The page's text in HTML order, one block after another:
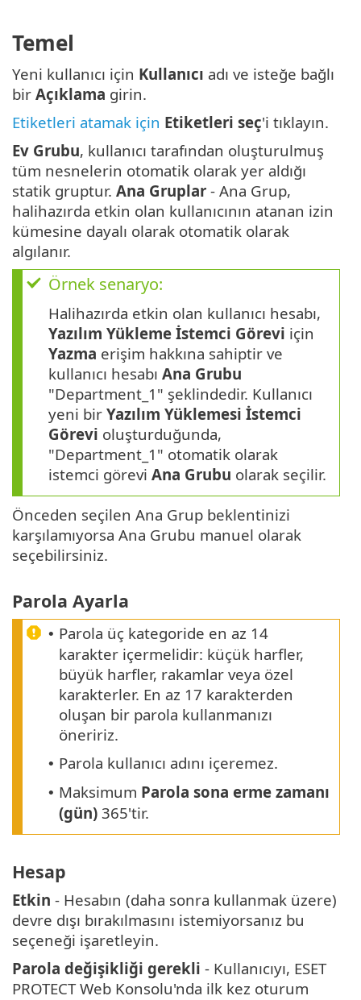
Temel
Yeni kullanıcı için Kullanıcı adı ve isteğe bağlı
bir Açıklama girin.
Etiketleri atamak için Etiketleri seç'i tıklayın.
Ev Grubu, kullanıcı tarafından oluşturulmuş
tüm nesnelerin otomatik olarak yer aldığı
statik gruptur. Ana Gruplar - Ana Grup,
halihazırda etkin olan kullanıcının atanan izin
kümesine dayalı olarak otomatik olarak
algılanır.
Örnek senaryo:
Halihazırda etkin olan kullanıcı hesabı,
Yazılım Yükleme İstemci Görevi için
Yazma erişim hakkına sahiptir ve
kullanıcı hesabı Ana Grubu
"Department_1" şeklindedir. Kullanıcı
yeni bir Yazılım Yüklemesi İstemci
Görevi oluşturduğunda,
"Department_1" otomatik olarak
istemci görevi Ana Grubu olarak seçilir.
Önceden seçilen Ana Grup beklentinizi
karşılamıyorsa Ana Grubu manuel olarak
seçebilirsiniz.
Parola Ayarla
• Parola üç kategoride en az 14
karakter içermelidir: küçük harfler,
büyük harfler, rakamlar veya özel
karakterler. En az 17 karakterden
oluşan bir parola kullanmanızı
öneririz.
• Parola kullanıcı adını içeremez.
• Maksimum Parola sona erme zamanı
(gün) 365'tir.
Hesap
Etkin - Hesabın (daha sonra kullanmak üzere)
devre dışı bırakılmasını istemiyorsanız bu
seçeneği işaretleyin.
Parola değişikliği gerekli - Kullanıcıyı, ESET
PROTECT Web Konsolu'nda ilk kez oturum